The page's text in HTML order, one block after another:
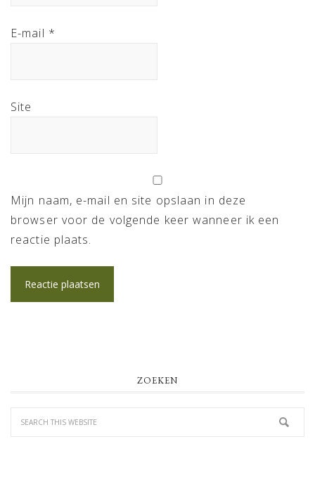
E-mail *
Site
Mijn naam, e-mail en site opslaan in deze
browser voor de volgende keer wanneer ik een
reactie plaats.
ZOEKEN